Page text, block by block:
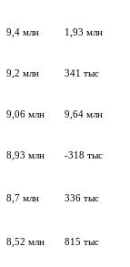
9,4 млн 1,93 млн
9,2 млн 341 тыс
9,06 млн 9,64 млн
8,93 млн -318 тыс
8,7 млн 336 тыс
8,52 млн 815 тыс